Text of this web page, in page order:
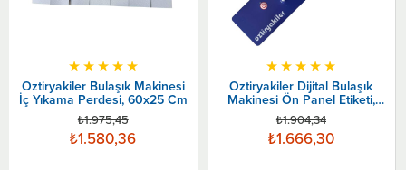
Öztiryakiler Bulaşık Makinesi
İç Yıkama Perdesi, 60x25 Cm
★★★★★
₺1.580,36
₺1.975,45
Öztiryakiler Dijital Bulaşık
Makinesi Ön Panel Etiketi,
28.5x7 Cm
★★★★★
₺1.666,30
₺1.904,34